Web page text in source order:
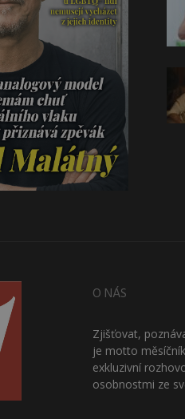
O NÁS
Zjišťovat,
je motto
exkluzivní
osobnostmi ze